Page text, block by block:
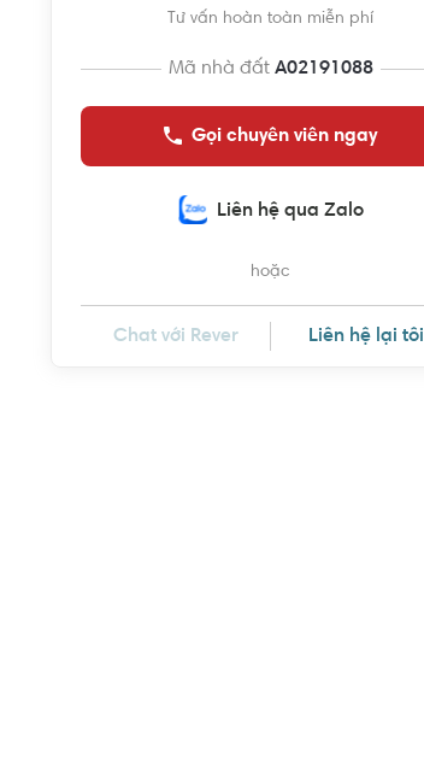
Tư vấn hoàn toàn miễn phí
Mã nhà đất A02191088
Gọi chuyên viên ngay
Liên hệ qua Zalo
hoặc
Chat với Rever Liên hệ lại tôi